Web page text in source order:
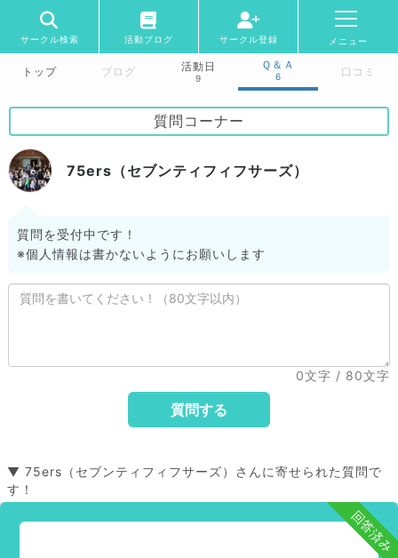
サークル検索 活動ブログ サークル登録 メニュー
トップ ブログ 活動日
9
Ｑ＆Ａ
6 口コミ
質問コーナー
75ers（セブンティフィフサーズ）
質問を受付中です！
※個人情報は書かないようにお願いします
0文字 / 80文字
▼ 75ers（セブンティフィフサーズ）さんに寄せられた質問で
す！
回答済み